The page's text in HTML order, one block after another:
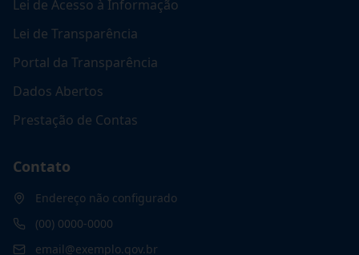
Lei de Acesso à Informação
Lei de Transparência
Portal da Transparência
Dados Abertos
Prestação de Contas
Contato
Endereço não configurado
(00) 0000-0000
email@exemplo.gov.br